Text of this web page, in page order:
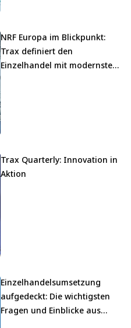
NRF Europa im Blickpunkt:
Trax definiert den
Einzelhandel mit modernster
Trax Quarterly: Innovation in
Aktion
Einzelhandelsumsetzung
aufgedeckt: Die wichtigsten
Fragen und Einblicke aus